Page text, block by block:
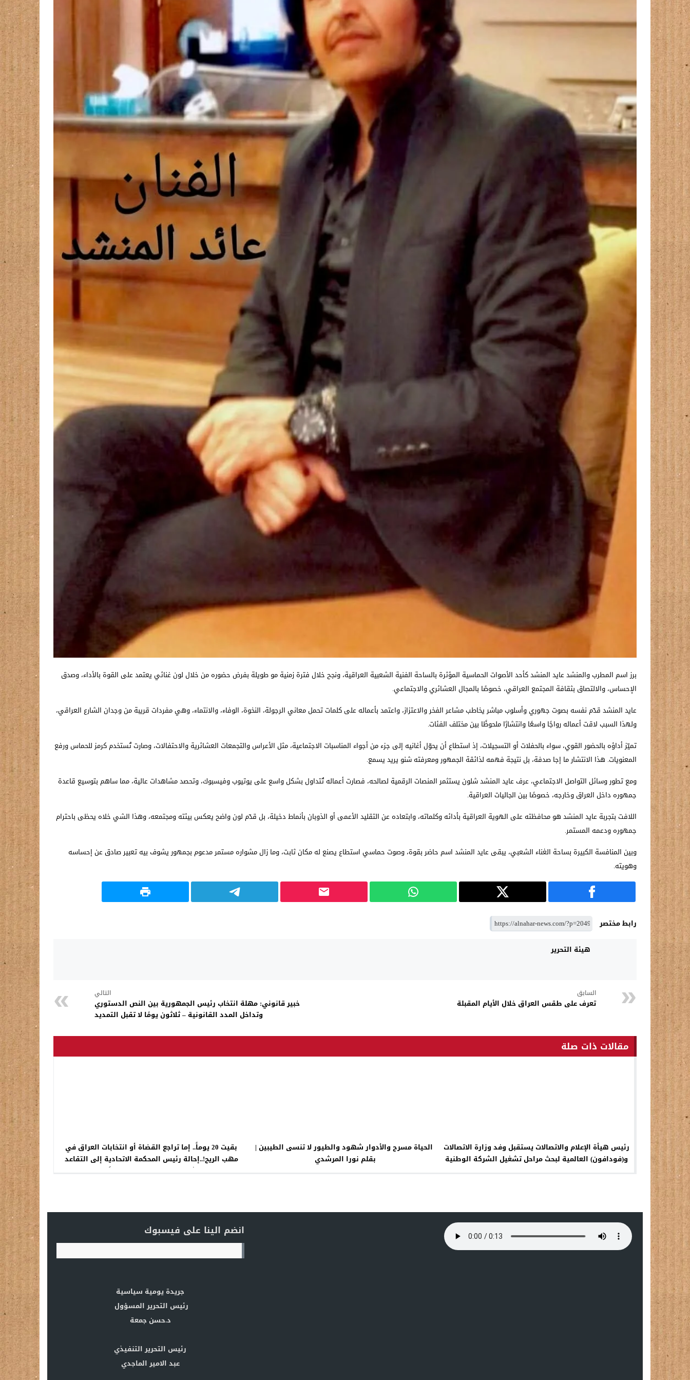
برز اسم المطرب والمنشد عايد المنشد كأحد الأصوات الحماسية المؤثرة بالساحة الفنية الشعبية العراقية، ونجح خلال فترة زمنية مو طويلة بفرض حضوره من خلال لون غنائي يعتمد على القوة بالأداء، وصدق
الإحساس، والالتصاق بثقافة المجتمع العراقي، خصوصًا بالمجال العشائري والاجتماعي.
عايد المنشد قدّم نفسه بصوت جهوري وأسلوب مباشر يخاطب مشاعر الفخر والاعتزاز، واعتمد بأعماله على كلمات تحمل معاني الرجولة، النخوة، الوفاء، والانتماء، وهي مفردات قريبة من وجدان الشارع العراقي،
ولهذا السبب لاقت أعماله رواجًا واسعًا وانتشارًا ملحوظًا بين مختلف الفئات.
تميّز أداؤه بالحضور القوي، سواء بالحفلات أو التسجيلات، إذ استطاع أن يحوّل أغانيه إلى جزء من أجواء المناسبات الاجتماعية، مثل الأعراس والتجمعات العشائرية والاحتفالات، وصارت تُستخدم كرمز للحماس ورفع
المعنويات. هذا الانتشار ما إجا صدفة، بل نتيجة فهمه لذائقة الجمهور ومعرفته شنو يريد يسمع.
ومع تطور وسائل التواصل الاجتماعي، عرف عايد المنشد شلون يستثمر المنصات الرقمية لصالحه، فصارت أعماله تُتداول بشكل واسع على يوتيوب وفيسبوك، وتحصد مشاهدات عالية، مما ساهم بتوسيع قاعدة
جمهوره داخل العراق وخارجه، خصوصًا بين الجاليات العراقية.
اللافت بتجربة عايد المنشد هو محافظته على الهوية العراقية بأدائه وكلماته، وابتعاده عن التقليد الأعمى أو الذوبان بأنماط دخيلة، بل قدّم لون واضح يعكس بيئته ومجتمعه، وهذا الشي خلاه يحظى باحترام
جمهوره ودعمه المستمر.
وبين المنافسة الكبيرة بساحة الغناء الشعبي، يبقى عايد المنشد اسم حاضر بقوة، وصوت حماسي استطاع يصنع له مكان ثابت، وما زال مشواره مستمر مدعوم بجمهور يشوف بيه تعبير صادق عن إحساسه
وهويته.
رابط مختصر
هيئة التحرير
السابق
تعرف على طقس العراق خلال الأيام المقبلة
التالي
خبير قانوني: مهلة انتخاب رئيس الجمهورية بين النص الدستوري
وتداخل المدد القانونية – ثلاثون يومًا لا تقبل التمديد
مقالات ذات صلة
رئيس هيأة الإعلام والاتصالات يستقبل وفد وزارة الاتصالات
و(فودافون) العالمية لبحث مراحل تشغيل الشركة الوطنية
الحياة مسرح والأدوار شهود والطيور لا تنسى الطيبين |
بقلم نورا المرشدي
بقيت 20 يوماً.. إما تراجع القضاة أو انتخابات العراق في
مهب الريح!..إحالة رئيس المحكمة الاتحادية إلى التقاعد
وترشيح نائب رئيس التمييز بدلاً عنه
انضم الينا على فيسبوك
جريدة يومية سياسية
رئيس التحرير المسؤول
د.حسن جمعة
رئيس التحرير التنفيذي
عبد الامير الماجدي